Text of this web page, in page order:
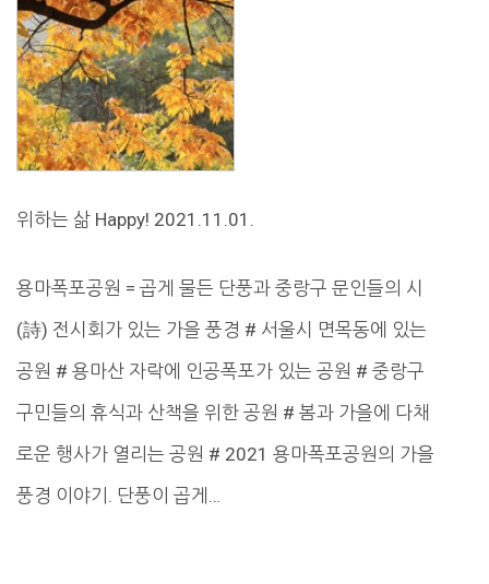
위하는 삶 Happy! 2021.11.01.
용마폭포공원 = 곱게 물든 단풍과 중랑구 문인들의 시
(詩) 전시회가 있는 가을 풍경 # 서울시 면목동에 있는
공원 # 용마산 자락에 인공폭포가 있는 공원 # 중랑구
구민들의 휴식과 산책을 위한 공원 # 봄과 가을에 다채
로운 행사가 열리는 공원 # 2021 용마폭포공원의 가을
풍경 이야기. 단풍이 곱게…